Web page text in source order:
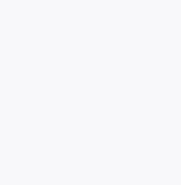
Les intéressés
Un dossier de
A/DOSSIER DE